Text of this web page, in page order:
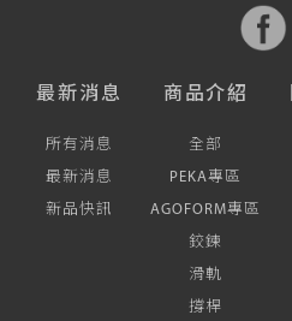
最新消息
所有消息
最新消息
新品快訊
商品介紹
全部
PEKA專區
AGOFORM專區
鉸鍊
滑軌
撐桿